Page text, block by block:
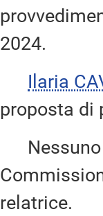
2024.
Ilaria
proposta di
Nessuno
relatrice.